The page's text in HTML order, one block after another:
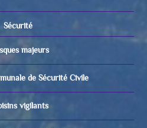
Sécurité
majeurs
de Sécurité Civile
vigilants